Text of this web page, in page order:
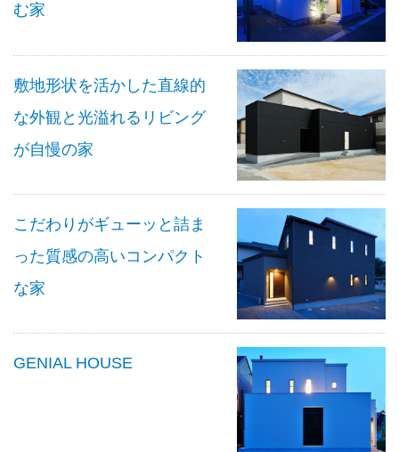
む家
敷地形状を活かした直線的
な外観と光溢れるリビング
が自慢の家
こだわりがギューッと詰ま
った質感の高いコンパクト
な家
GENIAL HOUSE